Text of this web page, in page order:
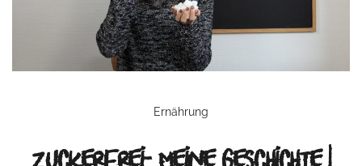
Ernährung